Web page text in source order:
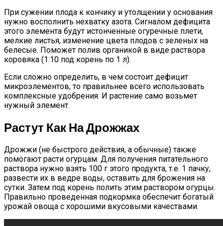
При сужении плода к кончику и утолщении у основания
нужно восполнить нехватку азота. Сигналом дефицита
этого элемента будут истонченные огуречные плети,
мелкие листья, изменение цвета плодов с зеленых на
белесые. Поможет полив органикой в виде раствора
коровяка (1:10 под корень по 1 л).
Если сложно определить, в чем состоит дефицит
микроэлементов, то правильнее всего использовать
комплексные удобрения. И растение само возьмет
нужный элемент.
Растут Как На Дрожжах
Дрожжи (не быстрого действия, а обычные) также
помогают расти огурцам. Для получения питательного
раствора нужно взять 100 г этого продукта, т.е. 1 пачку,
развести их в ведре воды, оставить для брожения на
сутки. Затем под корень полить этим раствором огурцы.
Правильно проведенная подкормка обеспечит богатый
урожай овоща с хорошими вкусовыми качествами.